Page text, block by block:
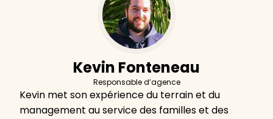
Kevin Fonteneau
Responsable d’agence
Kevin met son expérience du terrain et du
management au service des familles et des